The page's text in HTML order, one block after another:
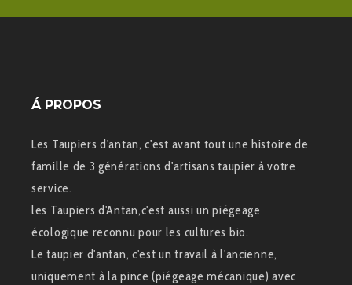
Á PROPOS
Les Taupiers d'antan, c'est avant tout une histoire de
famille de 3 générations d'artisans taupier à votre
service.
les Taupiers d'Antan,c'est aussi un piégeage
écologique reconnu pour les cultures bio.
Le taupier d'antan, c'est un travail à l'ancienne,
uniquement à la pince (piégeage mécanique) avec